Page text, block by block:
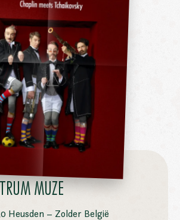
MUZE
Heusden – Zolder België